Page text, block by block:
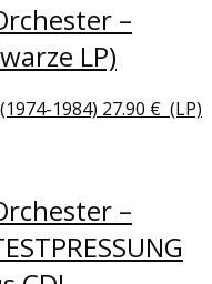
–
LP)
1984) 27.90 € (LP)
–